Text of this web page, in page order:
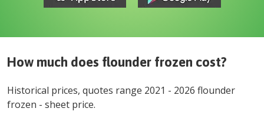
How much does flounder frozen cost?
Historical prices, quotes range 2021 - 2026 flounder
frozen - sheet price.